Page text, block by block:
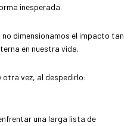
inesperada.
dimensionamos el impacto tan
en nuestra vida.
otra vez, al despedirlo:
una larga lista de